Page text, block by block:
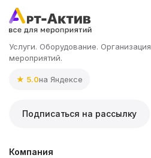
Услуги. Оборудование. Организация
мероприятий.
★ 5.0на Яндексе
Подписаться на рассылку
Компания